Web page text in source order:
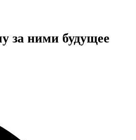
за ними будущее